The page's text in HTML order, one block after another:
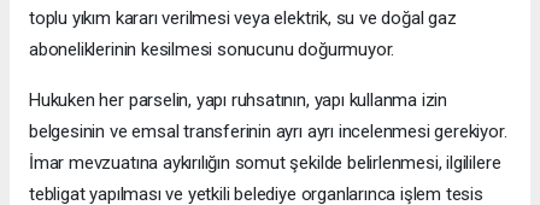
toplu yıkım kararı verilmesi veya elektrik, su ve doğal gaz
aboneliklerinin kesilmesi sonucunu doğurmuyor.
Hukuken her parselin, yapı ruhsatının, yapı kullanma izin
belgesinin ve emsal transferinin ayrı ayrı incelenmesi gerekiyor.
İmar mevzuatına aykırılığın somut şekilde belirlenmesi, ilgililere
tebligat yapılması ve yetkili belediye organlarınca işlem tesis